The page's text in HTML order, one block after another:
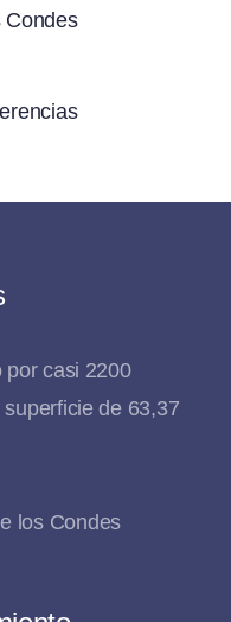
por casi 2200
de 63,37